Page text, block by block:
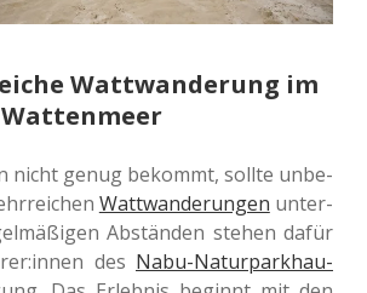
Wattwanderung im
nicht genug bekommt, sollte unbe­
Watt­wan­de­run­gen unter­
Abstän­den stehen dafür
des Nabu-Natur­park­hau­